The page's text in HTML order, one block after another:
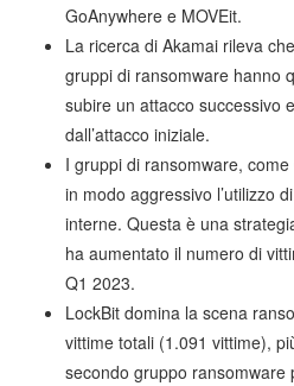
GoAnywhere e MOVEit.
La ricerca di Akamai rileva
gruppi di ransomware hanno
subire un attacco successivo
dall’attacco iniziale.
I gruppi di ransomware,
in modo aggressivo l’utilizzo
interne. Questa è una
ha aumentato il numero di
Q1 2023.
LockBit domina la scena
vittime totali (1.091 vittime),
secondo gruppo ransomware